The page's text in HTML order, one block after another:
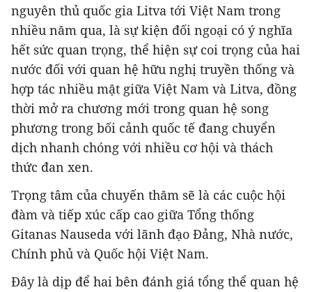
nguyên thủ quốc gia Litva tới Việt Nam trong
nhiều năm qua, là sự kiện đối ngoại có ý nghĩa
hết sức quan trọng, thể hiện sự coi trọng của hai
nước đối với quan hệ hữu nghị truyền thống và
hợp tác nhiều mặt giữa Việt Nam và Litva, đồng
thời mở ra chương mới trong quan hệ song
phương trong bối cảnh quốc tế đang chuyển
dịch nhanh chóng với nhiều cơ hội và thách
thức đan xen.
Trọng tâm của chuyến thăm sẽ là các cuộc hội
đàm và tiếp xúc cấp cao giữa Tổng thống
Gitanas Nauseda với lãnh đạo Đảng, Nhà nước,
Chính phủ và Quốc hội Việt Nam.
Đây là dịp để hai bên đánh giá tổng thể quan hệ